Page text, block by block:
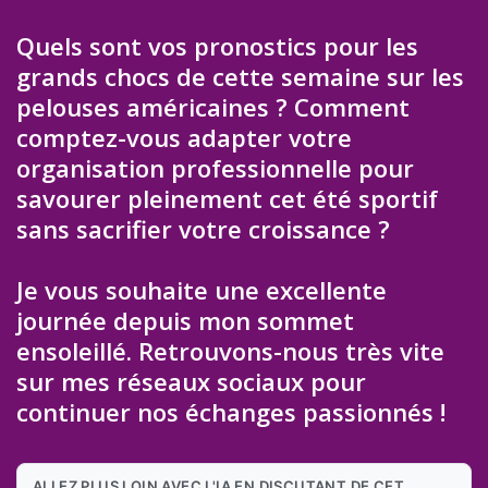
Quels sont vos pronostics pour les
grands chocs de cette semaine sur les
pelouses américaines ? Comment
comptez-vous adapter votre
organisation professionnelle pour
savourer pleinement cet été sportif
sans sacrifier votre croissance ?
Je vous souhaite une excellente
journée depuis mon sommet
ensoleillé. Retrouvons-nous très vite
sur mes réseaux sociaux pour
continuer nos échanges passionnés !